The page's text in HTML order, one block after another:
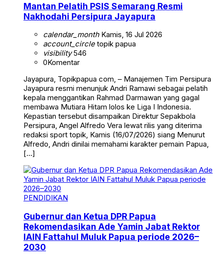
Mantan Pelatih PSIS Semarang Resmi
Nakhodahi Persipura Jayapura
calendar_monthKamis, 16 Jul 2026
account_circletopik papua
visibility546
0Komentar
Jayapura, Topikpapua com, – Manajemen Tim Persipura
Jayapura resmi menunjuk Andri Ramawi sebagai pelatih
kepala menggantikan Rahmad Darmawan yang gagal
membawa Mutiara Hitam lolos ke Liga I Indonesia.
Kepastian tersebut disampaikan Direktur Sepakbola
Persipura, Angel Alfredo Vera lewat rilis yang diterima
redaksi sport topik, Kamis (16/07/2026) siang Menurut
Alfredo, Andri dinilai memahami karakter pemain Papua,
[…]
PENDIDIKAN
Gubernur dan Ketua DPR Papua
Rekomendasikan Ade Yamin Jabat Rektor
IAIN Fattahul Muluk Papua periode 2026–
2030